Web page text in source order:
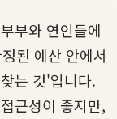
부와 연인들에
된 예산 안에서
는 것'입니다.
근성이 좋지만,